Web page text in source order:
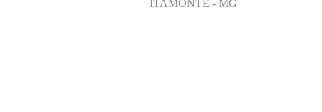
ITAMONTE - MG